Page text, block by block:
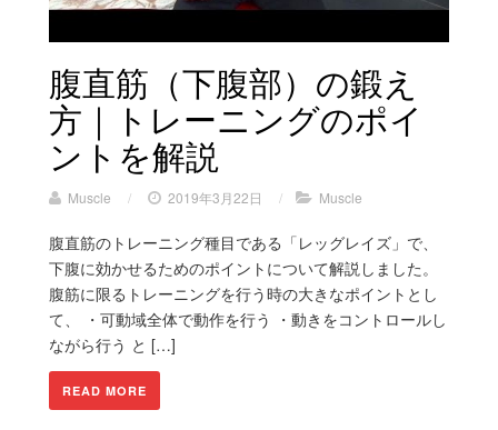
腹直筋（下腹部）の鍛え
方｜トレーニングのポイ
ントを解説
Muscle / 2019年3月22日 / Muscle
腹直筋のトレーニング種目である「レッグレイズ」で、
下腹に効かせるためのポイントについて解説しました。
腹筋に限るトレーニングを行う時の大きなポイントとし
て、 ・可動域全体で動作を行う ・動きをコントロールし
ながら行う と […]
READ MORE